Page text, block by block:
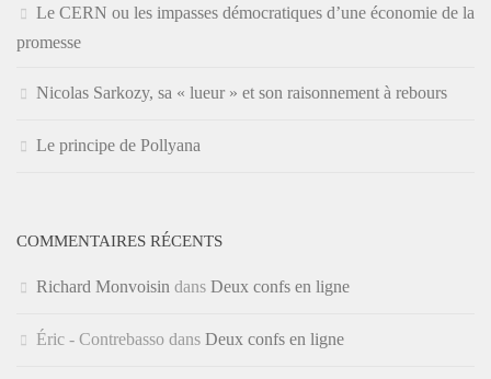
Le CERN ou les impasses démocratiques d’une économie de la
promesse
Nicolas Sarkozy, sa « lueur » et son raisonnement à rebours
Le principe de Pollyana
COMMENTAIRES RÉCENTS
Richard Monvoisin dans Deux confs en ligne
Éric - Contrebasso dans Deux confs en ligne